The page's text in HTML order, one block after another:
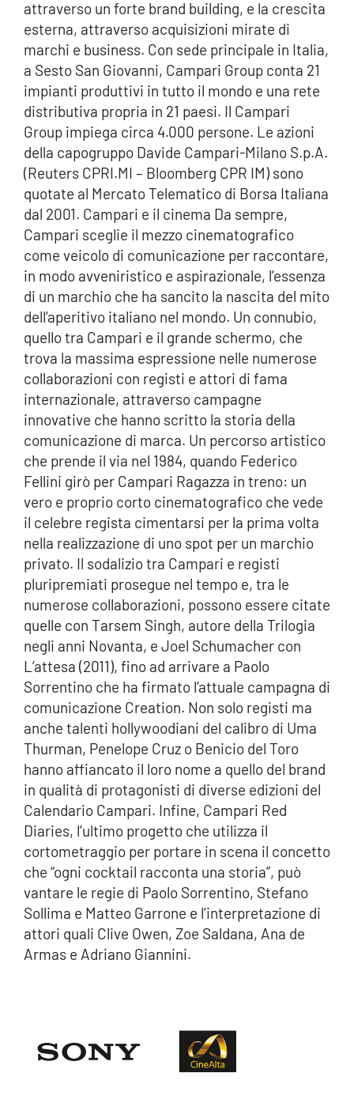
attraverso un forte brand building, e la crescita
esterna, attraverso acquisizioni mirate di
marchi e business. Con sede principale in Italia,
a Sesto San Giovanni, Campari Group conta 21
impianti produttivi in tutto il mondo e una rete
distributiva propria in 21 paesi. Il Campari
Group impiega circa 4.000 persone. Le azioni
della capogruppo Davide Campari-Milano S.p.A.
(Reuters CPRI.MI – Bloomberg CPR IM) sono
quotate al Mercato Telematico di Borsa Italiana
dal 2001. Campari e il cinema Da sempre,
Campari sceglie il mezzo cinematografico
come veicolo di comunicazione per raccontare,
in modo avveniristico e aspirazionale, l’essenza
di un marchio che ha sancito la nascita del mito
dell’aperitivo italiano nel mondo. Un connubio,
quello tra Campari e il grande schermo, che
trova la massima espressione nelle numerose
collaborazioni con registi e attori di fama
internazionale, attraverso campagne
innovative che hanno scritto la storia della
comunicazione di marca. Un percorso artistico
che prende il via nel 1984, quando Federico
Fellini girò per Campari Ragazza in treno: un
vero e proprio corto cinematografico che vede
il celebre regista cimentarsi per la prima volta
nella realizzazione di uno spot per un marchio
privato. Il sodalizio tra Campari e registi
pluripremiati prosegue nel tempo e, tra le
numerose collaborazioni, possono essere citate
quelle con Tarsem Singh, autore della Trilogia
negli anni Novanta, e Joel Schumacher con
L’attesa (2011), fino ad arrivare a Paolo
Sorrentino che ha firmato l’attuale campagna di
comunicazione Creation. Non solo registi ma
anche talenti hollywoodiani del calibro di Uma
Thurman, Penelope Cruz o Benicio del Toro
hanno affiancato il loro nome a quello del brand
in qualità di protagonisti di diverse edizioni del
Calendario Campari. Infine, Campari Red
Diaries, l’ultimo progetto che utilizza il
cortometraggio per portare in scena il concetto
che “ogni cocktail racconta una storia”, può
vantare le regie di Paolo Sorrentino, Stefano
Sollima e Matteo Garrone e l’interpretazione di
attori quali Clive Owen, Zoe Saldana, Ana de
Armas e Adriano Giannini.